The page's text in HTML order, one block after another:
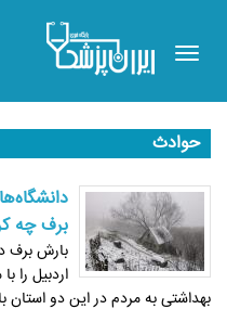
Toggle
navigation
حوادث
برف چه
بارش برف
اردبیل را
بهداشتی به مردم در این دو